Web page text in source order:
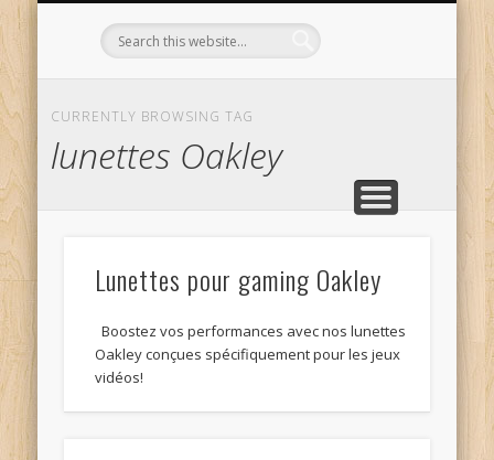
CURRENTLY BROWSING TAG
lunettes Oakley
Lunettes pour gaming Oakley
Boostez vos performances avec nos lunettes
Oakley conçues spécifiquement pour les jeux
vidéos!